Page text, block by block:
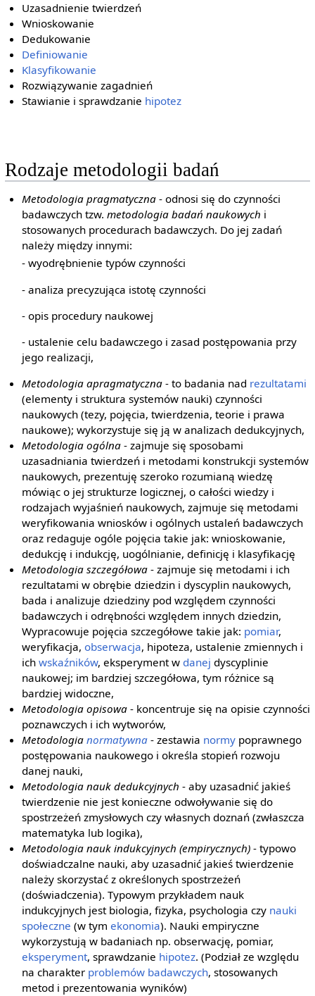
Uzasadnienie twierdzeń
Wnioskowanie
Dedukowanie
Definiowanie
Klasyfikowanie
Rozwiązywanie zagadnień
Stawianie i sprawdzanie hipotez
Rodzaje metodologii badań
Metodologia pragmatyczna - odnosi się do czynności
badawczych tzw.metodologia badań naukowych i
stosowanych procedurach badawczych. Do jej zadań
należy między innymi:
- wyodrębnienie typów czynności
- analiza precyzująca istotę czynności
- opis procedury naukowej
- ustalenie celu badawczego i zasad postępowania przy
jego realizacji,
Metodologia apragmatyczna - to badania nad rezultatami
(elementy i struktura systemów nauki) czynności
naukowych (tezy, pojęcia, twierdzenia, teorie i prawa
naukowe); wykorzystuje się ją w analizach dedukcyjnych,
Metodologia ogólna - zajmuje się sposobami
uzasadniania twierdzeń i metodami konstrukcji systemów
naukowych, prezentuję szeroko rozumianą wiedzę
mówiąc o jej strukturze logicznej, o całości wiedzy i
rodzajach wyjaśnień naukowych, zajmuje się metodami
weryfikowania wniosków i ogólnych ustaleń badawczych
oraz redaguje ogóle pojęcia takie jak: wnioskowanie,
dedukcję i indukcję, uogólnianie, definicję i klasyfikację
Metodologia szczegółowa - zajmuje się metodami i ich
rezultatami w obrębie dziedzin i dyscyplin naukowych,
bada i analizuje dziedziny pod względem czynności
badawczych i odrębności względem innych dziedzin,
Wypracowuje pojęcia szczegółowe takie jak: pomiar,
weryfikacja,obserwacja, hipoteza, ustalenie zmiennych i
ichwskaźników, eksperyment w danej dyscyplinie
naukowej; im bardziej szczegółowa, tym różnice są
bardziej widoczne,
Metodologia opisowa - koncentruje się na opisie czynności
poznawczych i ich wytworów,
Metodologianormatywna - zestawia normy poprawnego
postępowania naukowego i określa stopień rozwoju
danej nauki,
Metodologia nauk dedukcyjnych - aby uzasadnić jakieś
twierdzenie nie jest konieczne odwoływanie się do
spostrzeżeń zmysłowych czy własnych doznań (zwłaszcza
matematyka lub logika),
Metodologia nauk indukcyjnych (empirycznych) - typowo
doświadczalne nauki, aby uzasadnić jakieś twierdzenie
należy skorzystać z określonych spostrzeżeń
(doświadczenia). Typowym przykładem nauk
indukcyjnych jest biologia, fizyka, psychologia czy nauki
społeczne (w tymekonomia). Nauki empiryczne
wykorzystują w badaniach np. obserwację, pomiar,
eksperyment, sprawdzanie hipotez. (Podział ze względu
na charakter problemów badawczych, stosowanych
metod i prezentowania wyników)